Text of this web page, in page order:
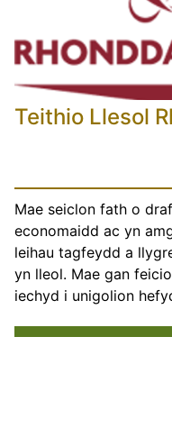
Teithio Llesol
Mae seiclon fath o
economaidd ac yn
leihau tagfeydd a
yn lleol. Mae gan
iechyd i unigolion